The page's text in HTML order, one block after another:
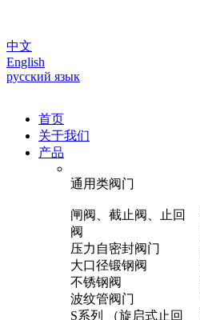
中文
English
русский язык
首页
关于我们
产品
通用类阀门
闸阀、截止阀、止回
阀
压力自密封阀门
大口径锻钢阀
不锈钢阀
波纹管阀门
S系列 （旋启式止回